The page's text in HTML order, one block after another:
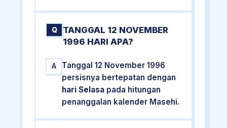
Q
TANGGAL 12 NOVEMBER
1996 HARI APA?
A
Tanggal 12 November 1996
persisnya bertepatan dengan
hari Selasa pada hitungan
penanggalan kalender Masehi.